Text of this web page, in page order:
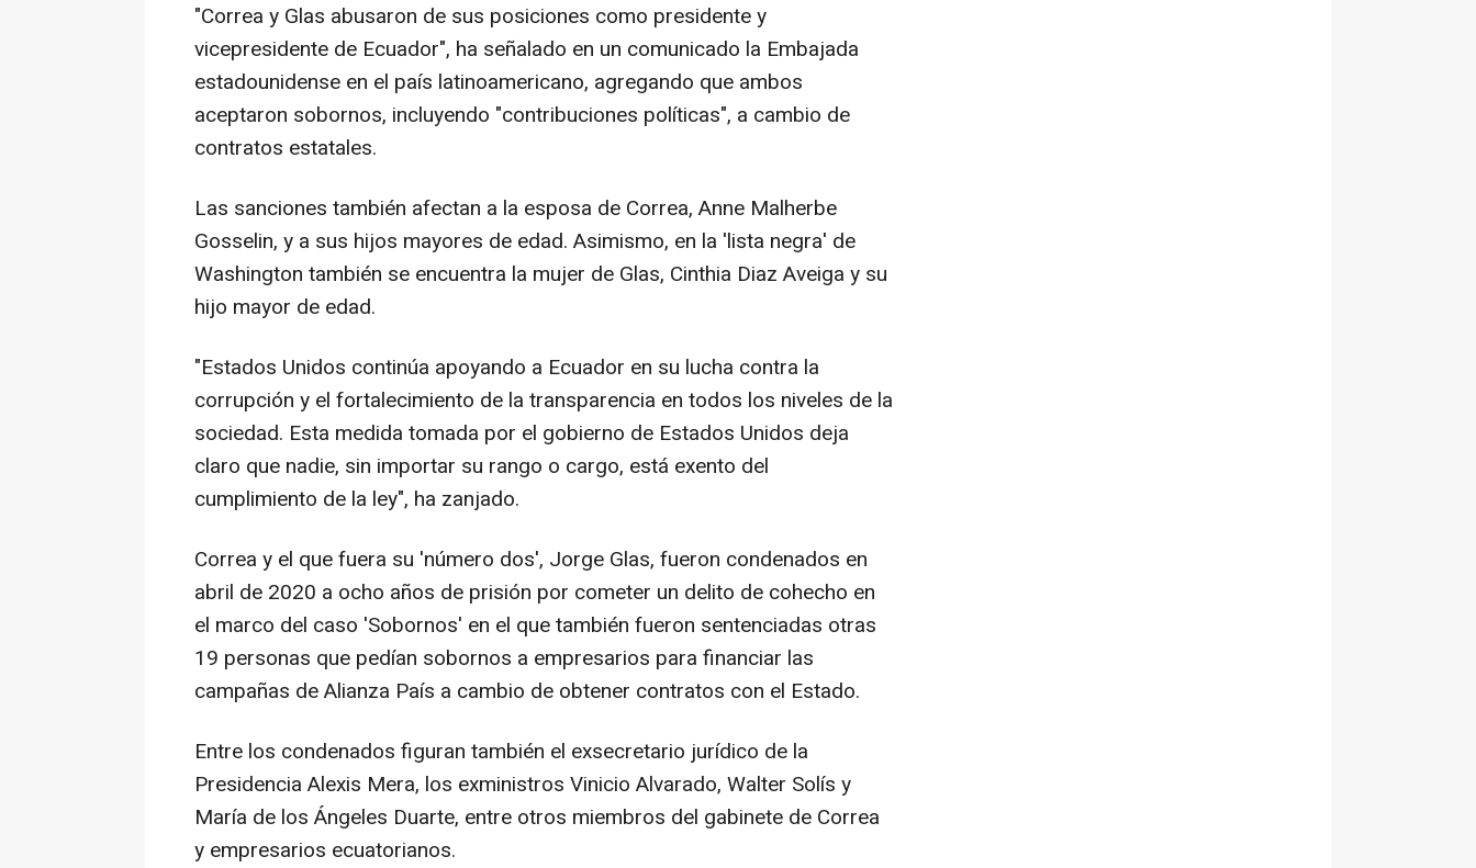
"Correa y Glas abusaron de sus posiciones como presidente y
vicepresidente de Ecuador", ha señalado en un comunicado la Embajada
estadounidense en el país latinoamericano, agregando que ambos
aceptaron sobornos, incluyendo "contribuciones políticas", a cambio de
contratos estatales.
Las sanciones también afectan a la esposa de Correa, Anne Malherbe
Gosselin, y a sus hijos mayores de edad. Asimismo, en la 'lista negra' de
Washington también se encuentra la mujer de Glas, Cinthia Diaz Aveiga y su
hijo mayor de edad.
"Estados Unidos continúa apoyando a Ecuador en su lucha contra la
corrupción y el fortalecimiento de la transparencia en todos los niveles de la
sociedad. Esta medida tomada por el gobierno de Estados Unidos deja
claro que nadie, sin importar su rango o cargo, está exento del
cumplimiento de la ley", ha zanjado.
Correa y el que fuera su 'número dos', Jorge Glas, fueron condenados en
abril de 2020 a ocho años de prisión por cometer un delito de cohecho en
el marco del caso 'Sobornos' en el que también fueron sentenciadas otras
19 personas que pedían sobornos a empresarios para financiar las
campañas de Alianza País a cambio de obtener contratos con el Estado.
Entre los condenados figuran también el exsecretario jurídico de la
Presidencia Alexis Mera, los exministros Vinicio Alvarado, Walter Solís y
María de los Ángeles Duarte, entre otros miembros del gabinete de Correa
y empresarios ecuatorianos.